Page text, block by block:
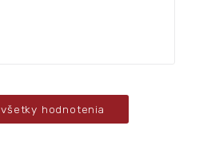
hodnotenia